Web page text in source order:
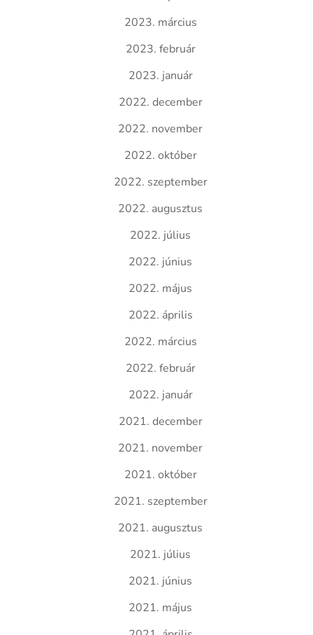
2023. március
2023. február
2023. január
2022. december
2022. november
2022. október
2022. szeptember
2022. augusztus
2022. július
2022. június
2022. május
2022. április
2022. március
2022. február
2022. január
2021. december
2021. november
2021. október
2021. szeptember
2021. augusztus
2021. július
2021. június
2021. május